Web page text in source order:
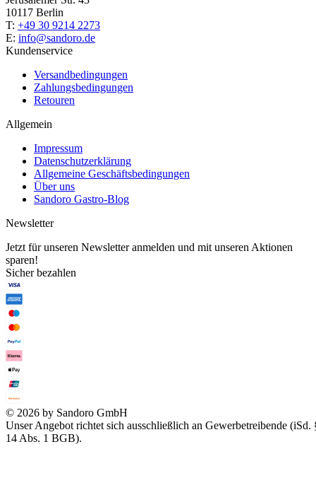
10117 Berlin
T: +49 30 9214 2273
E: info@sandoro.de
Kundenservice
Versandbedingungen
Zahlungsbedingungen
Retouren
Allgemein
Impressum
Datenschutzerklärung
Allgemeine Geschäftsbedingungen
Über uns
Sandoro Gastro-Blog
Newsletter
Jetzt für unseren Newsletter anmelden und mit unseren Aktionen
sparen!
Sicher bezahlen
© 2026 by Sandoro GmbH
Unser Angebot richtet sich ausschließlich an Gewerbetreibende (iSd.
14 Abs. 1 BGB).